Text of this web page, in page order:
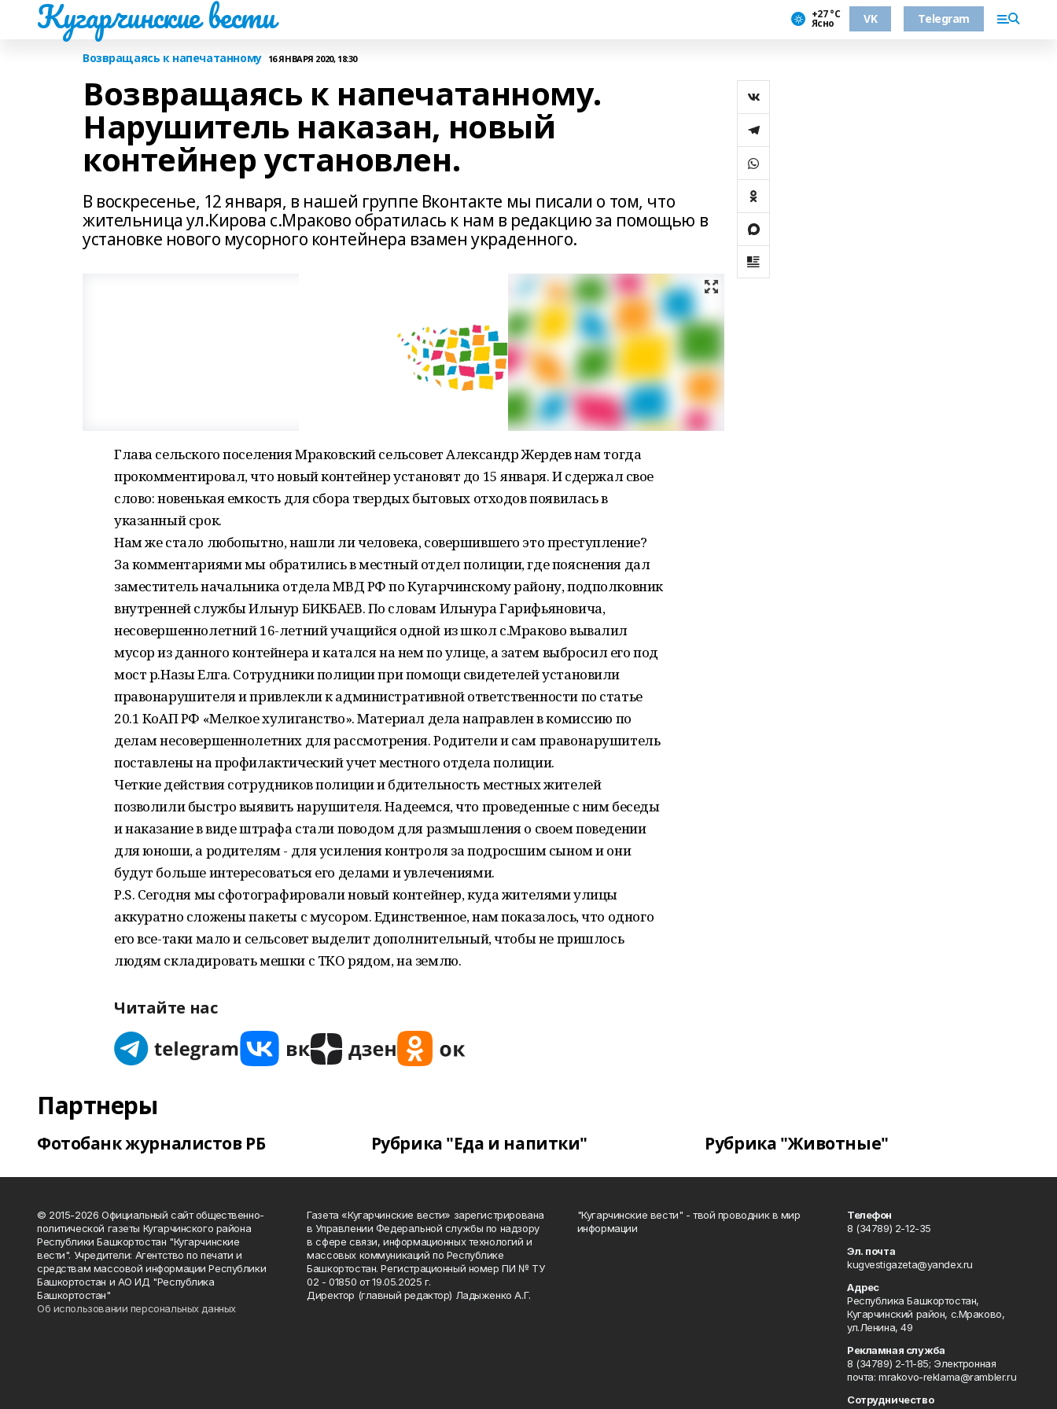
Кугарчинские вести +27 °С
Ясно VK Telegram
Возвращаясь к напечатанному 16 ЯНВАРЯ 2020, 18:30
Возвращаясь к напечатанному.
Нарушитель наказан, новый
контейнер установлен.
В воскресенье, 12 января, в нашей группе Вконтакте мы писали о том, что
жительница ул.Кирова с.Мраково обратилась к нам в редакцию за помощью в
установке нового мусорного контейнера взамен украденного.
Глава сельского поселения Мраковский сельсовет Александр Жердев нам тогда
прокомментировал, что новый контейнер установят до 15 января. И сдержал свое
слово: новенькая емкость для сбора твердых бытовых отходов появилась в
указанный срок.
Нам же стало любопытно, нашли ли человека, совершившего это преступление?
За комментариями мы обратились в местный отдел полиции, где пояснения дал
заместитель начальника отдела МВД РФ по Кугарчинскому району, подполковник
внутренней службы Ильнур БИКБАЕВ. По словам Ильнура Гарифьяновича,
несовершеннолетний 16-летний учащийся одной из школ с.Мраково вывалил
мусор из данного контейнера и катался на нем по улице, а затем выбросил его под
мост р.Назы Елга. Сотрудники полиции при помощи свидетелей установили
правонарушителя и привлекли к административной ответственности по статье
20.1 КоАП РФ «Мелкое хулиганство». Материал дела направлен в комиссию по
делам несовершеннолетних для рассмотрения. Родители и сам правонарушитель
поставлены на профилактический учет местного отдела полиции.
Четкие действия сотрудников полиции и бдительность местных жителей
позволили быстро выявить нарушителя. Надеемся, что проведенные с ним беседы
и наказание в виде штрафа стали поводом для размышления о своем поведении
для юноши, а родителям - для усиления контроля за подросшим сыном и они
будут больше интересоваться его делами и увлечениями.
Р.S. Сегодня мы сфотографировали новый контейнер, куда жителями улицы
аккуратно сложены пакеты с мусором. Единственное, нам показалось, что одного
его все-таки мало и сельсовет выделит дополнительный, чтобы не пришлось
людям складировать мешки с ТКО рядом, на землю.
Читайте нас
Партнеры
Фотобанк журналистов РБ Рубрика "Еда и напитки" Рубрика "Животные"
© 2015-2026 Официальный сайт общественно-
политической газеты Кугарчинского района
Республики Башкортостан "Кугарчинские
вести". Учредители: Агентство по печати и
средствам массовой информации Республики
Башкортостан и АО ИД "Республика
Башкортостан"
Об использовании персональных данных
Газета «Кугарчинские вести» зарегистрирована
в Управлении Федеральной службы по надзору
в сфере связи, информационных технологий и
массовых коммуникаций по Республике
Башкортостан. Регистрационный номер ПИ № ТУ
02 - 01850 от 19.05.2025 г.
Директор (главный редактор) Ладыженко А.Г.
"Кугарчинские вести" - твой проводник в мир
информации
Телефон
8 (34789) 2-12-35
Эл. почта
kugvestigazeta@yandex.ru
Адрес
Республика Башкортостан,
Кугарчинский район, с.Мраково,
ул.Ленина, 49
Рекламная служба
8 (34789) 2-11-85; Электронная
почта: mrakovo-reklama@rambler.ru
Сотрудничество